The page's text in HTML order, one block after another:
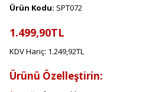
Ürün Kodu: SPT072
1.499,90TL
KDV Hariç: 1.249,92TL
Ürünü Özelleştirin: